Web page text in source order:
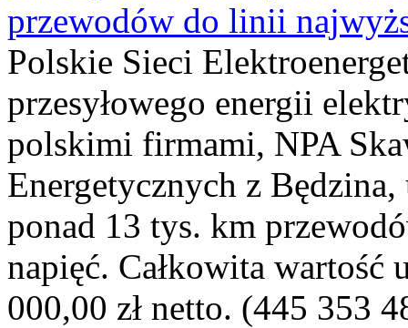
przewodów do linii
Polskie Sieci
przesyłowego energii
polskimi firmami, NPA
Energetycznych z
ponad 13 tys. km
napięć. Całkowita
000,00 zł netto. (445 353